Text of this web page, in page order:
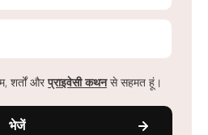
शर्तों औरप्राइवेसी कथनसे सहमत हूं।
भेजें